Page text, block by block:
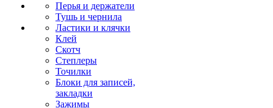
Перья и держатели
Тушь и чернила
Ластики и клячки
Клей
Скотч
Степлеры
Точилки
Блоки для записей,
закладки
Зажимы